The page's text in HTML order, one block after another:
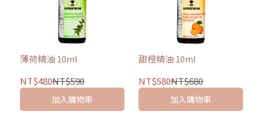
薄荷精油 10ml
NT$480NT$590
加入購物車
甜橙精油 10ml
NT$580NT$680
加入購物車